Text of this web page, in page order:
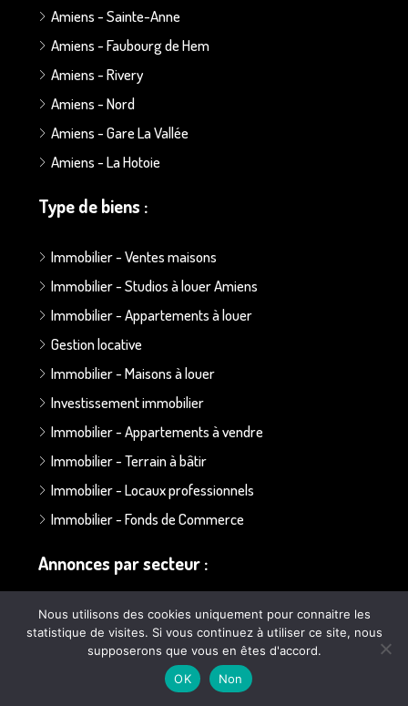
Amiens - Sainte-Anne
Amiens - Faubourg de Hem
Amiens - Rivery
Amiens - Nord
Amiens - Gare La Vallée
Amiens - La Hotoie
Type de biens :
Immobilier - Ventes maisons
Immobilier - Studios à louer Amiens
Immobilier - Appartements à louer
Gestion locative
Immobilier - Maisons à louer
Investissement immobilier
Immobilier - Appartements à vendre
Immobilier - Terrain à bâtir
Immobilier - Locaux professionnels
Immobilier - Fonds de Commerce
Annonces par secteur :
Secteur Bapaume - Albert
Secteur Doullens
Secteur Ailly sur Somme
Nous utilisons des cookies uniquement pour connaitre les
statistique de visites. Si vous continuez à utiliser ce site, nous
supposerons que vous en êtes d'accord.
OK
Non